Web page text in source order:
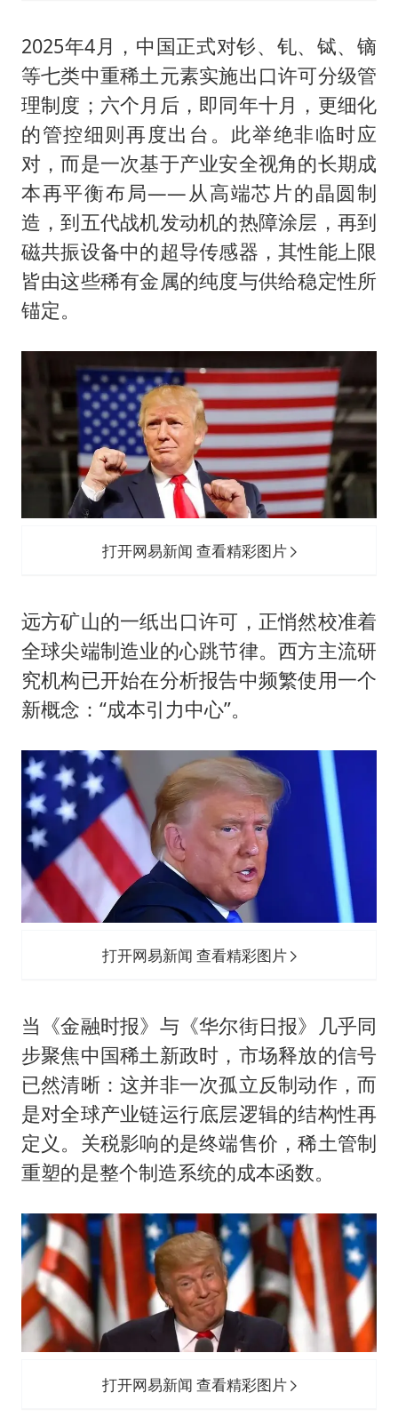
2025年4月，中国正式对钐、钆、铽、镝
等七类中重稀土元素实施出口许可分级管
理制度；六个月后，即同年十月，更细化
的管控细则再度出台。此举绝非临时应
对，而是一次基于产业安全视角的长期成
本再平衡布局——从高端芯片的晶圆制
造，到五代战机发动机的热障涂层，再到
磁共振设备中的超导传感器，其性能上限
皆由这些稀有金属的纯度与供给稳定性所
锚定。
打开网易新闻 查看精彩图片
远方矿山的一纸出口许可，正悄然校准着
全球尖端制造业的心跳节律。西方主流研
究机构已开始在分析报告中频繁使用一个
新概念：“成本引力中心”。
打开网易新闻 查看精彩图片
当《金融时报》与《华尔街日报》几乎同
步聚焦中国稀土新政时，市场释放的信号
已然清晰：这并非一次孤立反制动作，而
是对全球产业链运行底层逻辑的结构性再
定义。关税影响的是终端售价，稀土管制
重塑的是整个制造系统的成本函数。
打开网易新闻 查看精彩图片